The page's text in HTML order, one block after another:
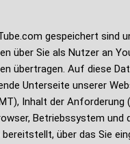
gespeichert sind
über Sie als Nutzer an
übertragen. Auf diese
Unterseite unserer
Inhalt der
Betriebssystem und
über das Sie